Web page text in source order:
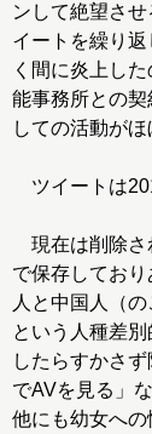
ンして絶望さ
イートを繰り
く間に炎上し
能事務所との
しての活動がほ
ツイートは
現在は削除さ
で保存してお
人と中国人（
という人種差
したらすかさ
でAVを見る」
他にも幼女へ